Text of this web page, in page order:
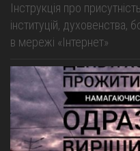
Інструкція про
інституцій,
в мережі «Інтернет»